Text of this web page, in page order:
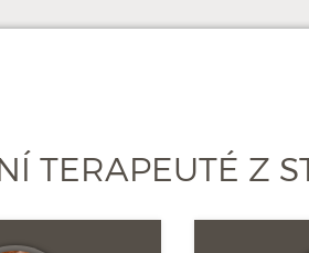
TERAPEUTÉ Z